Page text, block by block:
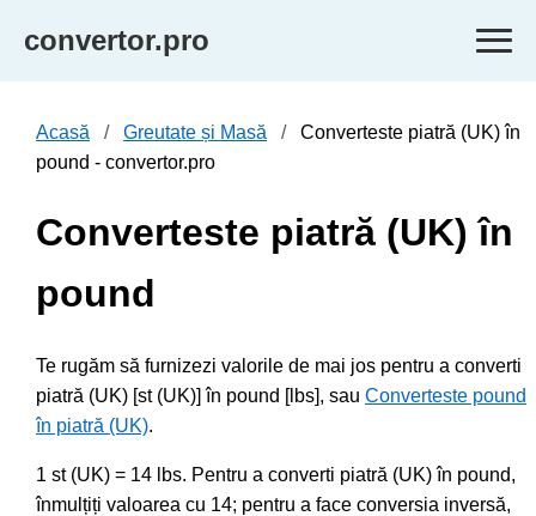
convertor.pro
Acasă Greutate și Masă
Converteste piatră (UK) în
pound - convertor.pro
Converteste piatră (UK) în
pound
Te rugăm să furnizezi valorile de mai jos pentru a converti
piatră (UK) [st (UK)] în pound [lbs], sau Converteste pound
în piatră (UK).
1 st (UK) = 14 lbs. Pentru a converti piatră (UK) în pound,
înmulțiți valoarea cu 14; pentru a face conversia inversă,